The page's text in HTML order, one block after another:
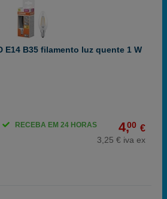
E14 B35 filamento luz quente 1 W
4,00 €
3,25 € iva ex
RECEBA EM 24 HORAS